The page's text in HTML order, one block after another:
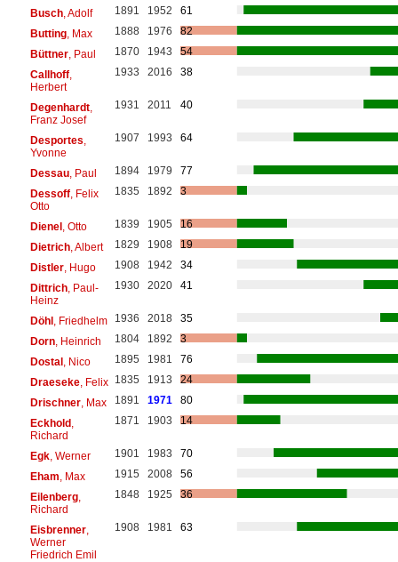
Busch, Adolf 1891 1952
61
Butting, Max 1888 1976
82
Büttner, Paul 1870 1943
54
Callhoff,
Herbert
1933 2016 38
Degenhardt,
Franz Josef
1931 2011 40
Desportes
Yvonne
1907 1993 64
Dessau, Paul 1894 1979
77
Dessoff, Felix
Otto
1835 1892 3
Dienel, Otto 1839 1905
16
Dietrich, Albert 1829 1908
19
Distler, Hugo 1908 1942
34
Dittrich, Paul-
Heinz
1930 2020 41
Döhl, Friedhelm 1936 2018
35
Dorn, Heinrich 1804 1892
3
Dostal, Nico 1895 1981
76
Draeseke, Felix 1835 1913
24
Drischner, Max 1891 1971
80
Eckhold,
Richard
1871 1903 14
Egk, Werner 1901 1983
70
Eham , Max 1915 2008
56
Eilenberg,
Richard
1848 1925 36
Eisbrenner,
Werner
Friedrich Emil
1908 1981 63